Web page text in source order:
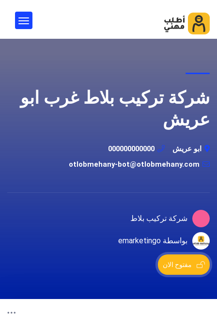
شركة تركيب بلاط غرب ابو
عريش
ابو عريش
000000000000
otlobmehany-bot@otlobmehany.com
شركة تركيب بلاط
بواسطة emarketingo
مفتوح الان